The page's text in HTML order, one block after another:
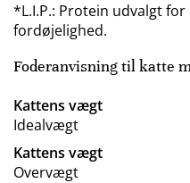
*L.I.P.: Protein udvalgt
fordøjelighed.
Foderanvisning til katte
Kattens vægt
Idealvægt
Kattens vægt
Overvægt